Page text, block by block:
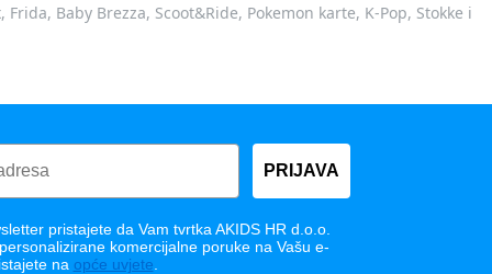
Baby Brezza, Scoot&Ride, Pokemon karte, K-Pop, Stokke i
PRIJAVA
pristajete da Vam tvrtka AKIDS HR d.o.o.
komercijalne poruke na Vašu e-
na opće uvjete